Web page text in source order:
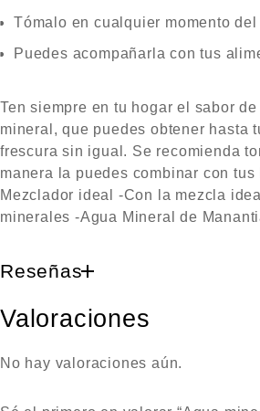
Tómalo en cualquier momento del
Puedes acompañarla con tus
Ten siempre en tu hogar el sabor
mineral, que puedes obtener hasta
frescura sin igual. Se recomienda
manera la puedes combinar con
Mezclador ideal -Con la mezcla
minerales -Agua Mineral de
Reseñas
Valoraciones
No hay valoraciones aún.